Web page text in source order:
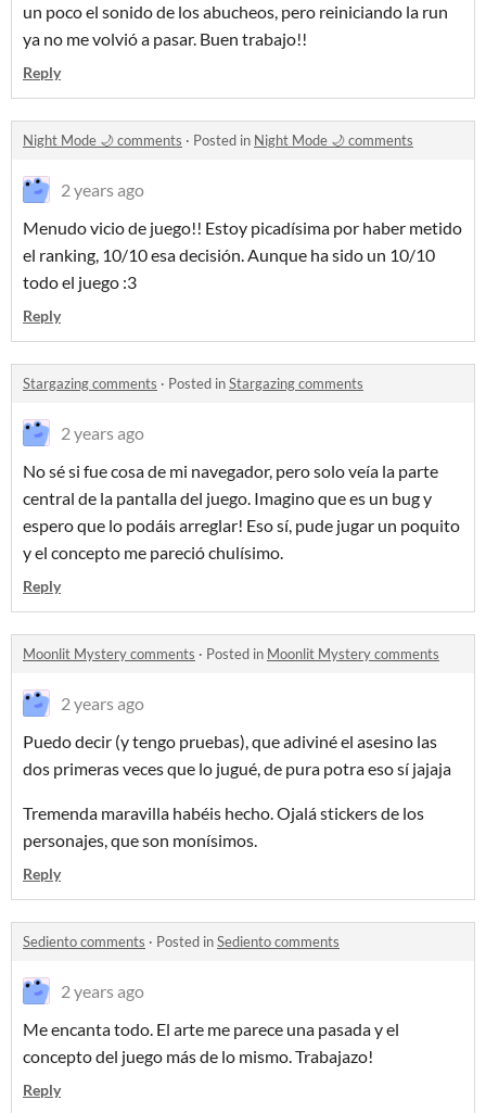
un poco el sonido de los abucheos, pero reiniciando la run
ya no me volvió a pasar. Buen trabajo!!
Reply
Night Mode 🌙 comments · Posted in Night Mode 🌙 comments
2 years ago
Menudo vicio de juego!! Estoy picadísima por haber metido
el ranking, 10/10 esa decisión. Aunque ha sido un 10/10
todo el juego :3
Reply
Stargazing comments · Posted inStargazing comments
2 years ago
No sé si fue cosa de mi navegador, pero solo veía la parte
central de la pantalla del juego. Imagino que es un bug y
espero que lo podáis arreglar! Eso sí, pude jugar un poquito
y el concepto me pareció chulísimo.
Reply
Moonlit Mystery comments · Posted in Moonlit Mystery comments
2 years ago
Puedo decir (y tengo pruebas), que adiviné el asesino las
dos primeras veces que lo jugué, de pura potra eso sí jajaja
Tremenda maravilla habéis hecho. Ojalá stickers de los
personajes, que son monísimos.
Reply
Sediento comments · Posted inSediento comments
2 years ago
Me encanta todo. El arte me parece una pasada y el
concepto del juego más de lo mismo. Trabajazo!
Reply